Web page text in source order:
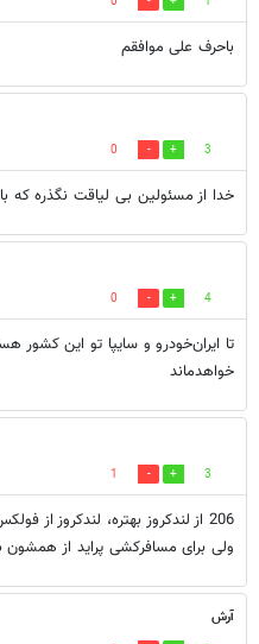
باحرف علی موافقم
3
0
خدا از مسئولین بی لیاقت نگذره
4
0
تا ایران‌خودرو و سایپا تو این کشور
خواهدماند
3
1
ولی برای مسافرکشی پراید از همشون
آرش